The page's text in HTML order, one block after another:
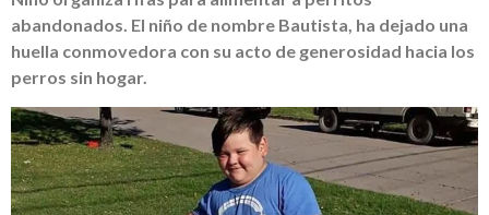
abandonados. El niño de nombre Bautista, ha dejado una
huella conmovedora con su acto de generosidad hacia los
perros sin hogar.